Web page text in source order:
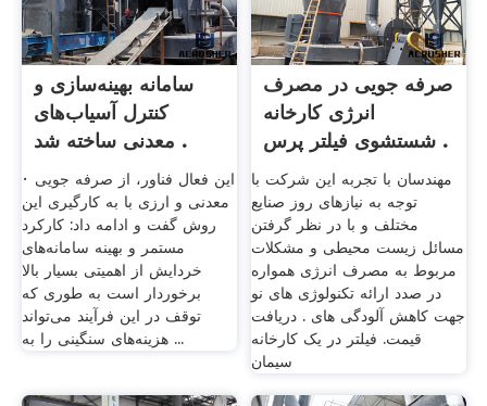
سامانه بهینه‌سازی و
کنترل آسیاب‌های
معدنی ساخته شد .
· این فعال فناور، از صرفه جویی
معدنی و ارزی با به کارگیری این
روش گفت و ادامه داد: کارکرد
مستمر و بهینه سامانه‌های
خردایش از اهمیتی بسیار بالا
برخوردار است به طوری که
توقف در این فرآیند می‌تواند
هزینه‌های سنگینی را به ...
صرفه جویی در مصرف
انرژی کارخانه
شستشوی فیلتر پرس .
مهندسان با تجربه این شرکت با
توجه به نیازهای روز صنایع
مختلف و با در نظر گرفتن
مسائل زیست محیطی و مشکلات
مربوط به مصرف انرژی همواره
در صدد ارائه تکنولوژی های نو
جهت کاهش آلودگی های . دریافت
قیمت. فیلتر در یک کارخانه
سیمان